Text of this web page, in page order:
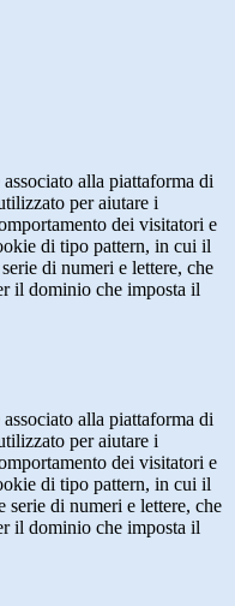
alla piattaforma di
per aiutare i
dei visitatori e
di tipo pattern, in cui il
di numeri e lettere, che
il dominio che imposta il
alla piattaforma di
per aiutare i
dei visitatori e
di tipo pattern, in cui il
serie di numeri e lettere, che
il dominio che imposta il